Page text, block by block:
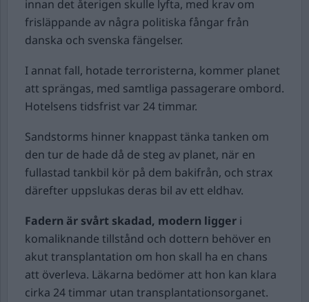
innan det återigen skulle lyfta, med krav om
frisläppande av några politiska fångar från
danska och svenska fängelser.
I annat fall, hotade terroristerna, kommer planet
att sprängas, med samtliga passagerare ombord.
Hotelsens tidsfrist var 24 timmar.
Sandstorms hinner knappast tänka tanken om
den tur de hade då de steg av planet, när en
fullastad tankbil kör på dem bakifrån, och strax
därefter uppslukas deras bil av ett eldhav.
Fadern är svårt skadad, modern ligger i
komaliknande tillstånd och dottern behöver en
akut transplantation om hon skall ha en chans
att överleva. Läkarna bedömer att hon kan klara
cirka 24 timmar utan transplantationsorganet.